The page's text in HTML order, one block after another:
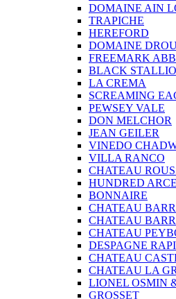
DOMAINE AIN
TRAPICHE
HEREFORD
DOMAINE
FREEMARK
BLACK
LA CREMA
SCREAMING
PEWSEY VALE
DON MELCHOR
JEAN GEILER
VINEDO
VILLA RANCO
CHATEAU
HUNDRED ARCE
BONNAIRE
CHATEAU
CHATEAU
CHATEAU
DESPAGNE
CHATEAU
CHATEAU LA
LIONEL OSMIN
GROSSET